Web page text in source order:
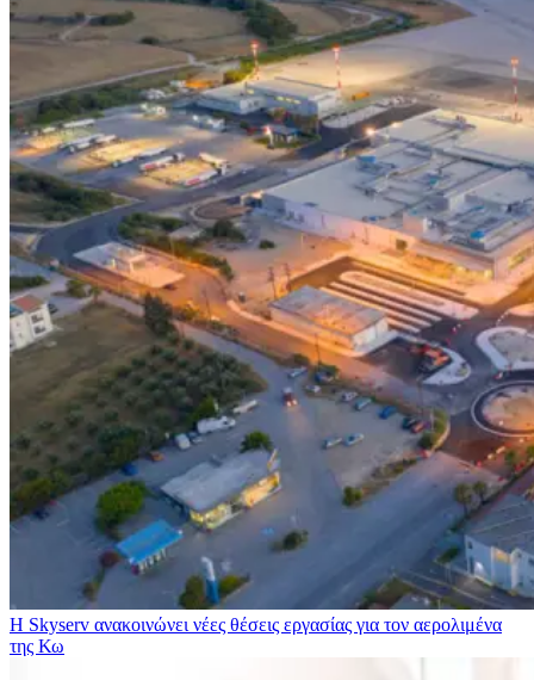
Η Skyserv ανακοινώνει νέες θέσεις εργασίας για τον αερολιμένα
της Κω